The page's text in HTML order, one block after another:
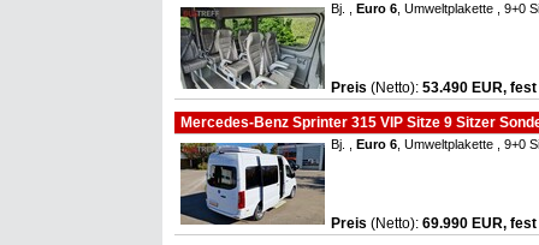
Bj. , Euro 6 , Umweltplakette , 9+0
Preis (Netto): 53.490 EUR, fest
Mercedes-Benz Sprinter 315 VIP Sitze 9 Sitzer
Bj. , Euro 6 , Umweltplakette , 9+0
Preis (Netto): 69.990 EUR, fest